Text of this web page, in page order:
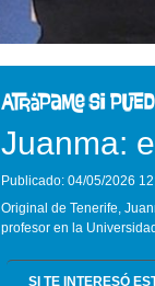
Juanma:
Publicado: 04/05/2026
Original de Tenerife,
profesor en la
SI TE INTERESÓ